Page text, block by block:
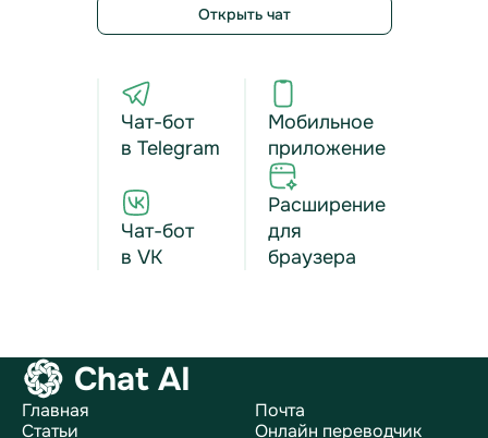
Открыть чат
Чат-бот
в Telegram
Чат-бот
в VK
Мобильное
приложение
Расширение
для
браузера
Chat AI
Главная
Статьи
Почта
Онлайн переводчик